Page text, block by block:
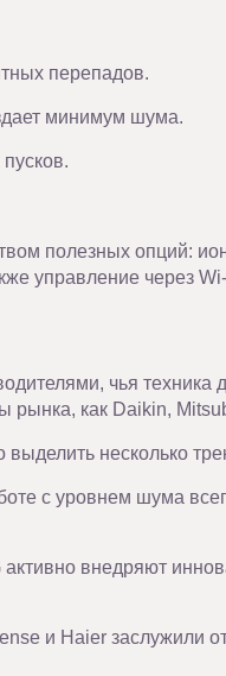
перепадов.
минимум шума.
полезных опций:
управление через
чья
как Daikin,
несколько
с уровнем шума
внедряют
и Haier заслужили